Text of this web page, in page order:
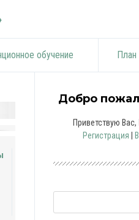
обучение План
Добро
Приветствую Вас,
Регистрация